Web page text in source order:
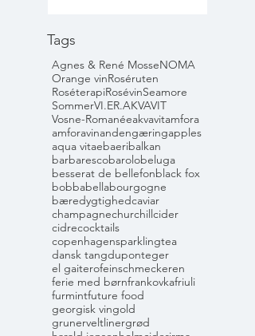
Tags
Agnes & René MosseNOMA
Orange vinRoséruten
RoséterapiRosévinSeamore
SommerVI.ER.AKVAVIT
Vosne-Romanéeakvavitamfora
amforavinandengæringapples
aqua vitaebaeribalkan
barbarescobarolobeluga
besserat de bellefonblack fox
bobbabellabourgogne
bæredygtighedcaviar
champagnechurchillcider
cidrecocktails
copenhagensparklingtea
dansk tangduponteger
el gaiterofeinschmeckeren
ferie med børnfrankovkafriuli
furmintfuture food
georgisk vingold
grunerveltlinergrød